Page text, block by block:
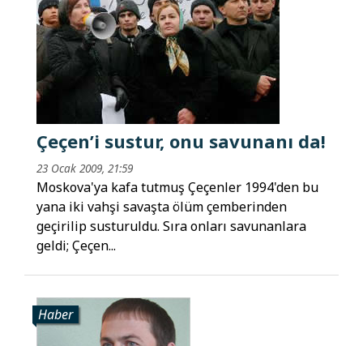
Çeçen’i sustur, onu savunanı da!
23 Ocak 2009, 21:59
Moskova'ya kafa tutmuş Çeçenler 1994'den bu
yana iki vahşi savaşta ölüm çemberinden
geçirilip susturuldu. Sıra onları savunanlara
geldi; Çeçen...
Haber